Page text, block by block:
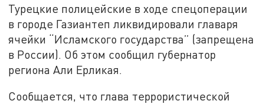
Турецкие полицейские в ходе спецоперации
в городе Газиантеп ликвидировали главаря
ячейки “Исламского государства” (запрещена
в России). Об этом сообщил губернатор
региона Али Ерликая.
Сообщается, что глава террористической